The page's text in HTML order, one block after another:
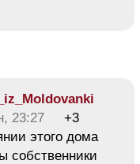
23:27
+3
этого дома
собственники